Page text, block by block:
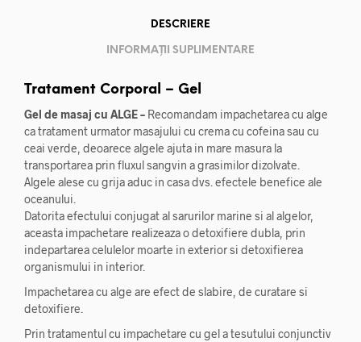
DESCRIERE
INFORMAȚII SUPLIMENTARE
Tratament Corporal – Gel
Gel de masaj cu ALGE – Recomandam impachetarea cu alge
ca tratament urmator masajului cu crema cu cofeina sau cu
ceai verde, deoarece algele ajuta in mare masura la
transportarea prin fluxul sangvin a grasimilor dizolvate.
Algele alese cu grija aduc in casa dvs. efectele benefice ale
oceanului.
Datorita efectului conjugat al sarurilor marine si al algelor,
aceasta impachetare realizeaza o detoxifiere dubla, prin
indepartarea celulelor moarte in exterior si detoxifierea
organismului in interior.
Impachetarea cu alge are efect de slabire, de curatare si
detoxifiere.
Prin tratamentul cu impachetare cu gel a tesutului conjunctiv